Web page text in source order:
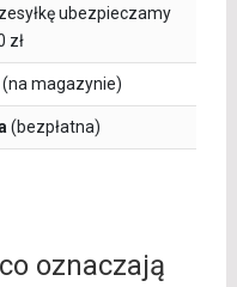
ubezpieczamy
zł
magazynie)
(bezpłatna)
oznaczają